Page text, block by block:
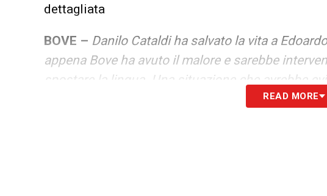
dettagliata
BOVE – Danilo Cataldi ha salvato la vita a
appena Bove ha avuto il malore e sarebbe
spostare la lingua. Una situazione che avrebbe
READ MORE